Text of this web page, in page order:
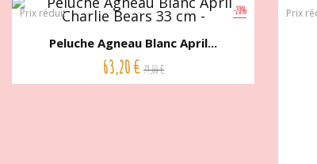
-20%
Prix réduit
Peluche Agneau Blanc April...
63,20 € 79,00 €
Prix